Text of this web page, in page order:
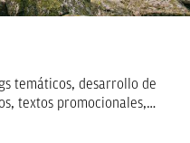
temáticos, desarrollo de
textos promocionales,
relatos y guiones, y